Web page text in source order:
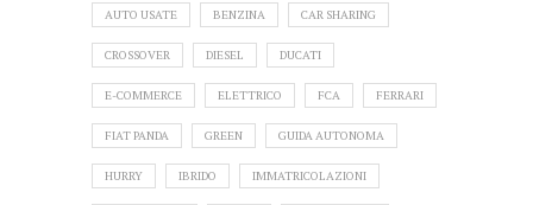
AUTO USATE BENZINA CAR SHARING
CROSSOVER DIESEL DUCATI
E-COMMERCE ELETTRICO FCA FERRARI
FIAT PANDA GREEN GUIDA AUTONOMA
HURRY IBRIDO IMMATRICOLAZIONI